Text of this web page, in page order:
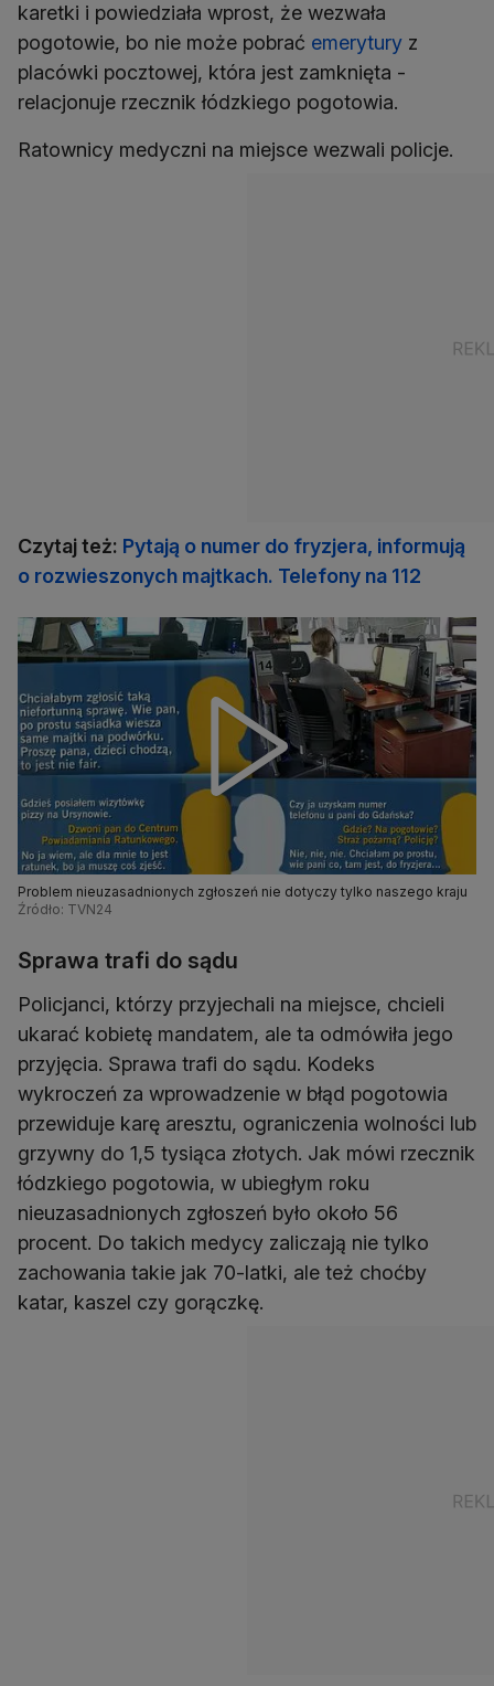
karetki i powiedziała wprost, że wezwała
pogotowie, bo nie może pobrać emerytury z
placówki pocztowej, która jest zamknięta -
relacjonuje rzecznik łódzkiego pogotowia.
Ratownicy medyczni na miejsce wezwali policje.
Czytaj też: Pytają o numer do fryzjera, informują
o rozwieszonych majtkach. Telefony na 112
Problem nieuzasadnionych zgłoszeń nie dotyczy tylko naszego kraju
Źródło: TVN24
Sprawa trafi do sądu
Policjanci, którzy przyjechali na miejsce, chcieli
ukarać kobietę mandatem, ale ta odmówiła jego
przyjęcia. Sprawa trafi do sądu. Kodeks
wykroczeń za wprowadzenie w błąd pogotowia
przewiduje karę aresztu, ograniczenia wolności lub
grzywny do 1,5 tysiąca złotych. Jak mówi rzecznik
łódzkiego pogotowia, w ubiegłym roku
nieuzasadnionych zgłoszeń było około 56
procent. Do takich medycy zaliczają nie tylko
zachowania takie jak 70-latki, ale też choćby
katar, kaszel czy gorączkę.